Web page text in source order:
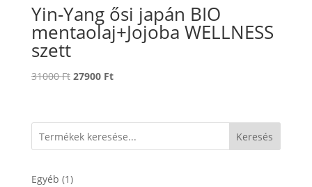
Yin-Yang ősi japán BIO
mentaolaj+Jojoba WELLNESS
szett
31000Ft Original
31000 Ft.
27900 FtCurrent
27900 Ft.
Keresés
Egyéb 11